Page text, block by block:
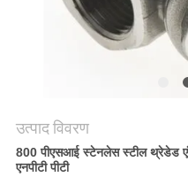
गोपनीयता
उत्पाद विवरण
800 पीएसआई स्टेनलेस स्टील थ्रेडेड एंड
एनपीटी पीटी